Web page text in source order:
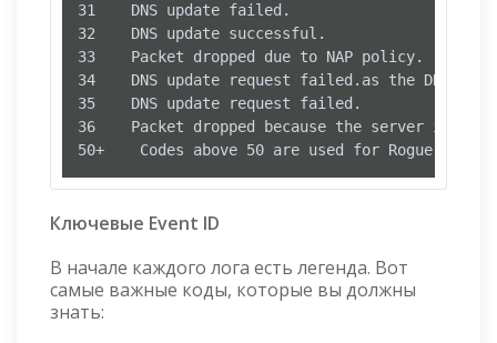
31    DNS update failed.
32    DNS update successful.
33    Packet dropped due to NAP policy.
34    DNS update request failed.as the DNS
35    DNS update request failed.
36    Packet dropped because the server is
50+    Codes above 50 are used for Rogue
Ключевые Event ID
В начале каждого лога есть легенда. Вот
самые важные коды, которые вы должны
знать: